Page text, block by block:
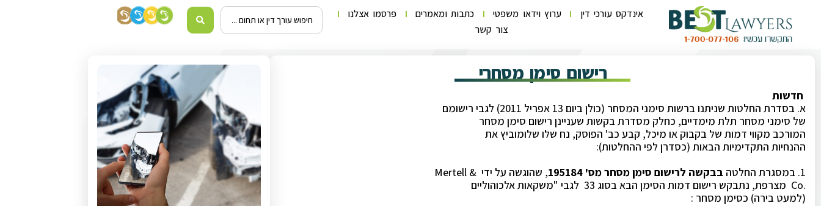
אינדקס עורכי דין ערוץ וידאו משפטי כתבות ומאמרים
פרסמו אצלנו
צור קשר
רישום סימן מסחרי
חדשות
א. בסדרת החלטות שניתנו ברשות סימני המסחר (כולן ביום 13 אפריל 2011) לגבי רישומם
של סימני מסחר תלת מימדיים, כחלק מסדרת בקשות שעניינן רישום סימן מסחר
המורכב מקווי דמות של בקבוק או מיכל, קבע כב' הפוסק, נח שלו שלומוביץ את
ההנחיות התקדימיות הבאות (כסדרן לפי ההחלטות):
1. במסגרת החלטה
בבקשה לרישום סימן מסחר מס' 195184
, שהוגשה על ידי & Mertell
.Co מצרפת, נתבקש רישום דמות הסימן הבא בסוג 33 לגבי "משקאות אלכוהוליים
(למעט בירה) כסימן מסחר :